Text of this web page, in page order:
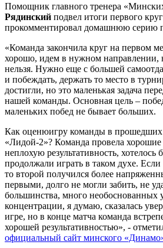
Помощник главного тренера
Рядинский подвел итоги первого
прокомментировал домашнюю серию
«Команда закончила круг на первом
хорошо, идем в нужном направлении,
нельзя. Нужно еще с большей
и побеждать, держать то место в
достигли, но это маленькая задача
нашей команды. Основная цель –
маленьких побед не бывает больших.
Как оценюигру команды в прошедших
«Лидой-2»? Команда провела хорошие
неплохую результативность, хотелось
продолжали играть в таком духе. Если
то второй получился более
первыми, долго не могли забить, не
большинства, много необоснованных
концентрации, я думаю, сказалась
игре, но в конце матча команда
хорошей результативностью», -
официальный сайт минского